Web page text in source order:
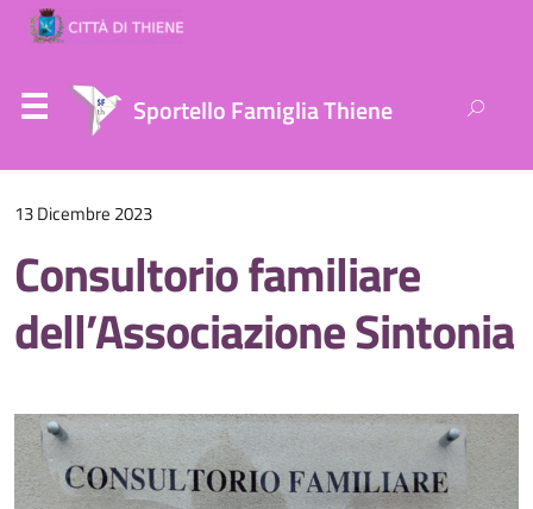
Sportello Famiglia Thiene
per:
13 Dicembre 2023
Consultorio familiare
dell’Associazione Sintonia